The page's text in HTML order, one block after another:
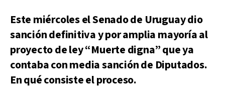
Este miércoles el Senado de Uruguay dio
sanción definitiva y por amplia mayoría al
proyecto de ley “Muerte digna” que ya
contaba con media sanción de Diputados.
En qué consiste el proceso.